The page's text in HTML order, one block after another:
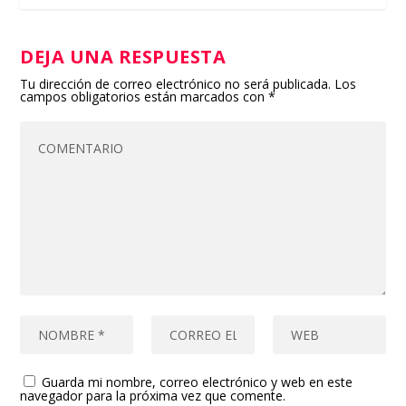
DEJA UNA RESPUESTA
Tu dirección de correo electrónico no será publicada. Los
campos obligatorios están marcados con*
Guarda mi nombre, correo electrónico y web en este
navegador para la próxima vez que comente.